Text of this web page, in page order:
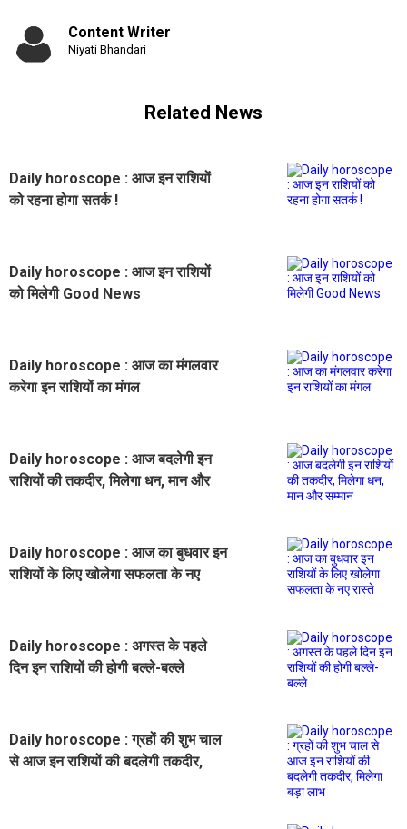
Content Writer
Niyati Bhandari
Related News
Daily horoscope : आज इन राशियों
को रहना होगा सतर्क !
Daily horoscope : आज इन राशियों
को मिलेगी Good News
Daily horoscope : आज का मंगलवार
करेगा इन राशियों का मंगल
Daily horoscope : आज बदलेगी इन
राशियों की तकदीर, मिलेगा धन, मान और
Daily horoscope : आज का बुधवार इन
राशियों के लिए खोलेगा सफलता के नए
Daily horoscope : अगस्त के पहले
दिन इन राशियों की होगी बल्ले-बल्ले
Daily horoscope : ग्रहों की शुभ चाल
से आज इन राशियों की बदलेगी तकदीर,